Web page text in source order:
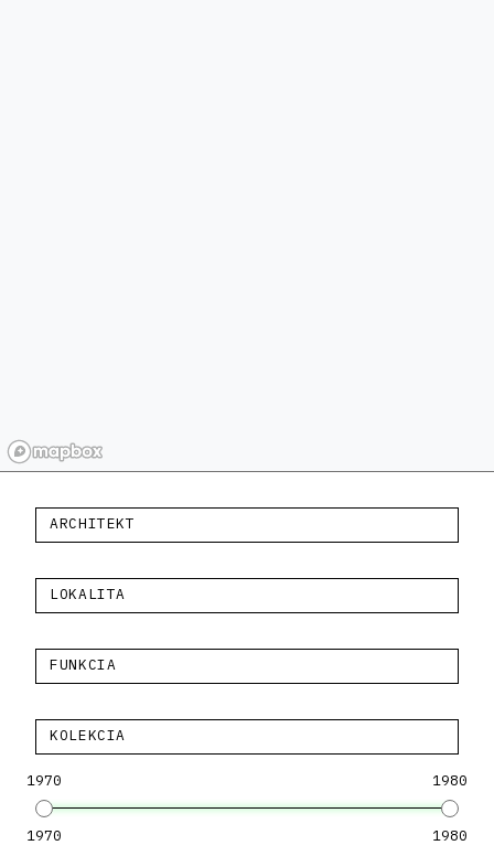
ARCHITEKT
LOKALITA
FUNKCIA
KOLEKCIA
1970 1980
1970 1980